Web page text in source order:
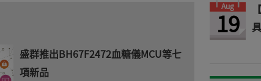
盛群推出BH67F2472血糖儀MCU等七
項新品
Aug
19